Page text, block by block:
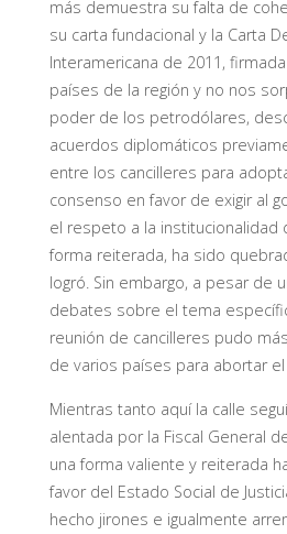
más demuestra su falta de
su carta fundacional y la Carta
Interamericana de 2011,
países de la región y no nos
poder de los petrodólares,
acuerdos diplomáticos
entre los cancilleres para
consenso en favor de exigir al
el respeto a la institucionalidad
forma reiterada, ha sido
logró. Sin embargo, a pesar de
debates sobre el tema
reunión de cancilleres pudo
de varios países para abortar
Mientras tanto aquí la calle
alentada por la Fiscal General
una forma valiente y reiterada
favor del Estado Social de
hecho jirones e igualmente